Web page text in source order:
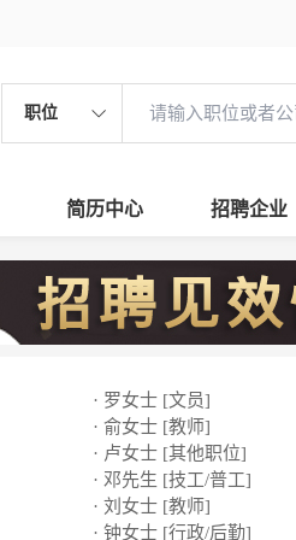
职位
简历中心 招聘企业
· 罗女士 [文员]
· 俞女士 [教师]
· 卢女士 [其他职位]
· 邓先生 [技工/普工]
· 刘女士 [教师]
· 钟女士 [行政/后勤]